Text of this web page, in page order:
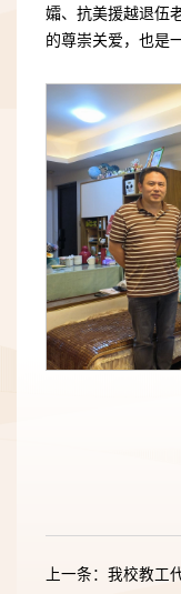
孀、抗美援越退伍
的尊崇关爱，也是